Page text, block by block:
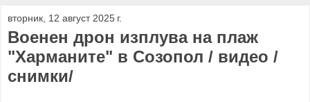
вторник, 12 август 2025 г.
Военен дрон изплува на плаж
"Харманите" в Созопол / видео /
снимки/